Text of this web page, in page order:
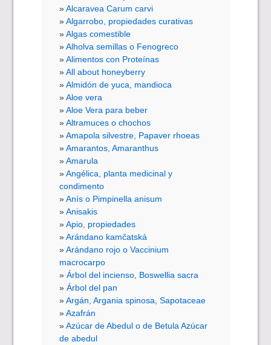
Alcaravea Carum carvi
Algarrobo, propiedades curativas
Algas comestible
Alholva semillas o Fenogreco
Alimentos con Proteínas
All about honeyberry
Almidón de yuca, mandioca
Aloe vera
Aloe Vera para beber
Altramuces o chochos
Amapola silvestre, Papaver rhoeas
Amarantos, Amaranthus
Amarula
Angélica, planta medicinal y
condimento
Anís o Pimpinella anisum
Anisakis
Apio, propiedades
Arándano kamčatská
Arándano rojo o Vaccinium
macrocarpo
Árbol del incienso, Boswellia sacra
Árbol del pan
Argán, Argania spinosa, Sapotaceae
Azafrán
Azúcar de Abedul o de Betula Azúcar
de abedul